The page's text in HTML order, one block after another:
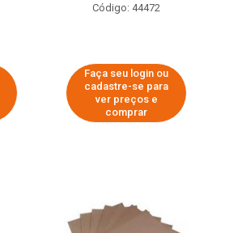
Código: 44472
Faça seu login ou
cadastre-se para
ver preços e
comprar